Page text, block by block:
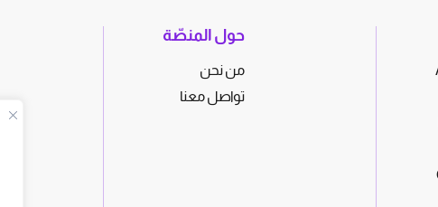
حول المنصّة
من نحن
تواصل معنا